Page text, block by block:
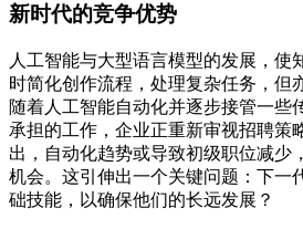
新时代的竞争优势
人工智能与大型语言模型的发展，使
时简化创作流程，处理复杂任务，但
随着人工智能自动化并逐步接管一些
承担的工作，企业正重新审视招聘策
出，自动化趋势或导致初级职位减少
机会。这引伸出一个关键问题：下一
础技能，以确保他们的长远发展？